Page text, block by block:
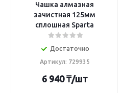
Чашка алмазная
зачистная 125мм
сплошная Sparta
Достаточно
Артикул: 729935
6 940₸/шт